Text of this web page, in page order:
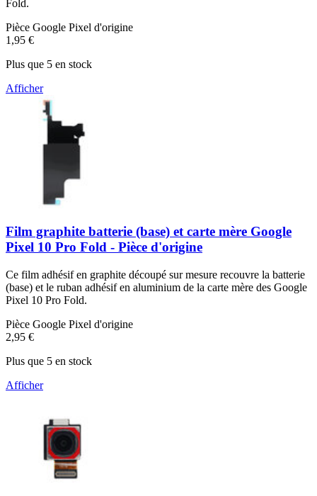
Fold.
Pièce Google Pixel d'origine
1,95 €
Plus que 5 en stock
Afficher
Film graphite batterie (base) et carte mère Google
Pixel 10 Pro Fold - Pièce d'origine
Ce film adhésif en graphite découpé sur mesure recouvre la batterie
(base) et le ruban adhésif en aluminium de la carte mère des Google
Pixel 10 Pro Fold.
Pièce Google Pixel d'origine
2,95 €
Plus que 5 en stock
Afficher